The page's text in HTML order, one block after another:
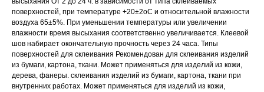
поверхностей, при температуре +20±2оC и относительной влажности
воздуха 65±5%. При уменьшении температуры или увеличении
влажности время высыхания соответственно увеличивается. Клеевой
шов набирает окончательную прочность через 24 часа. Типы
поверхностей для склеивания Рекомендован для склеивания изделий
из бумаги, картона, ткани. Может применяться для изделий из кожи,
дерева, фанеры. склеивания изделий из бумаги, картона, ткани при
внутренних работах. Может применяться для изделий из кожи,